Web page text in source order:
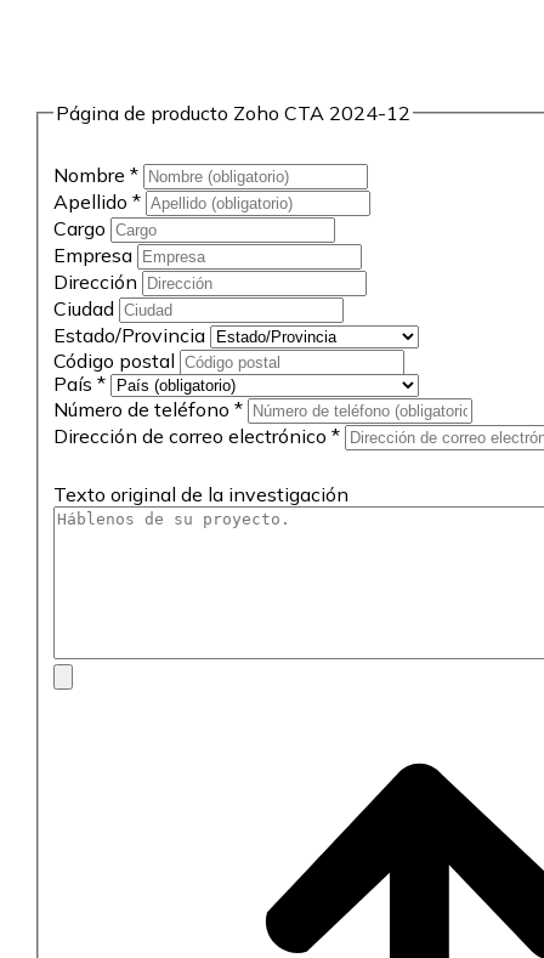
Página de producto Zoho CTA 2024-12
Nombre *
Apellido *
Cargo
Empresa
Dirección
Ciudad
Estado/Provincia
Código postal
País *
Número de teléfono *
Dirección de correo electrónico *
Texto original de la investigación